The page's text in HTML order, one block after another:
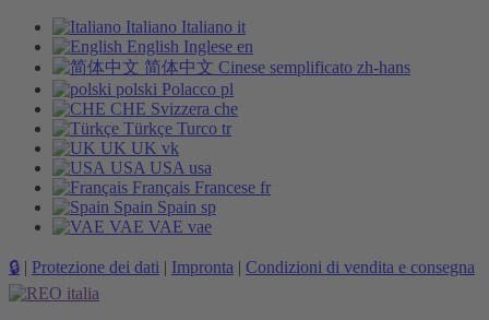
Italiano Italiano it
English Inglese en
简体中文 Cinese semplificato zh-hans
polski Polacco pl
CHE Svizzera che
Türkçe Turco tr
UK UK vk
USA USA usa
Français Francese fr
Spain Spain sp
VAE VAE vae
🔒 | Protezione dei dati | Impronta | Condizioni di vendita e consegna